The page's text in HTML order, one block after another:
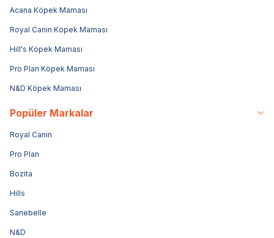
Acana Köpek Maması
Royal Canin Köpek Maması
Hill's Köpek Maması
Pro Plan Köpek Maması
N&D Köpek Maması
Popüler Markalar
Royal Canin
Pro Plan
Bozita
Hills
Sanebelle
N&D